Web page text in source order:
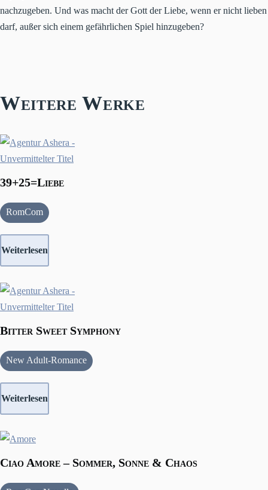
nachzugeben. Und was macht der Gott der Liebe, wenn er nicht lieben
darf, außer sich einem gefährlichen Spiel hinzugeben?
Weitere Werke
39+25=Liebe
RomCom
Weiterlesen
Bitter Sweet Symphony
New Adult-Romance
Weiterlesen
Ciao Amore – Sommer, Sonne & Chaos